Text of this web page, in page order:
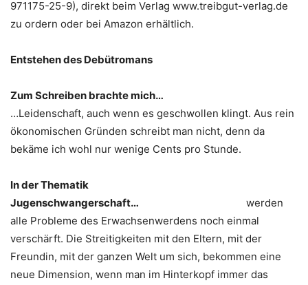
971175-25-9), direkt beim Verlag www.treibgut-verlag.de
zu ordern oder bei Amazon erhältlich.
Entstehen des Debütromans
Zum Schreiben brachte mich…
…Leidenschaft, auch wenn es geschwollen klingt. Aus rein
ökonomischen Gründen schreibt man nicht, denn da
bekäme ich wohl nur wenige Cents pro Stunde.
In der Thematik
Jugenschwangerschaft… werden
alle Probleme des Erwachsenwerdens noch einmal
verschärft. Die Streitigkeiten mit den Eltern, mit der
Freundin, mit der ganzen Welt um sich, bekommen eine
neue Dimension, wenn man im Hinterkopf immer das